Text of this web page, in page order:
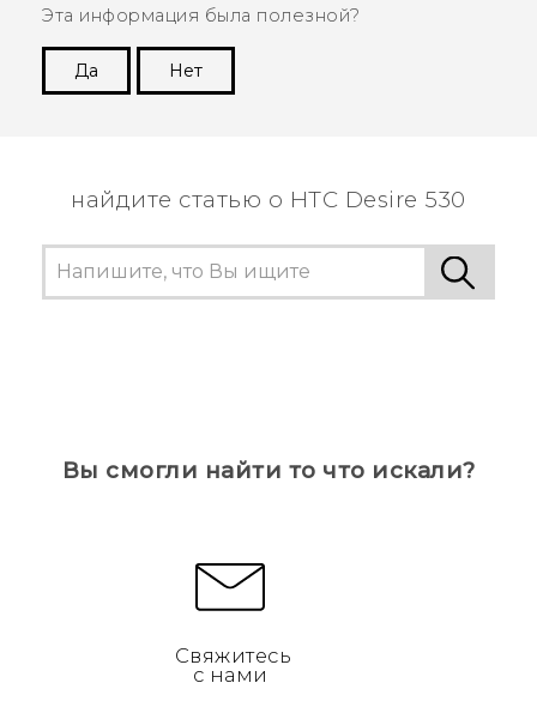
Эта информация была полезной?
Да
Нет
найдите статью о HTC Desire 530
Вы смогли найти то что искали?
Свяжитесь
с нами